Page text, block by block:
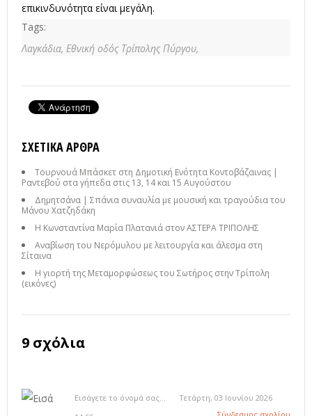
επικινδυνότητα είναι μεγάλη.
Tags:
Λαγκάδια, Εθνική οδός Τρίπολης Πύργου,
ΣΧΕΤΙΚΆ ΆΡΘΡΑ
Τουρνουά Μπάσκετ στη Δημοτική Ενότητα Κοντοβάζαινας |
Ραντεβού στα γήπεδα στις 13, 14 και 15 Αυγούστου
Δημητσάνα | Σπάνια συναυλία με μουσική και τραγούδια του
Μάνου Χατζηδάκη
Η Κωνσταντίνα Μαρία Πλατανιά στον ΑΣΤΕΡΑ ΤΡΙΠΟΛΗΣ
Αναβίωση του Νερόμυλου με λειτουργία και άλεσμα στη
Σίταινα
Η γιορτή της Μεταμορφώσεως του Σωτήρος στην Τρίπολη
(εικόνες)
9 σχόλια
Εισάγετε το όνομά σας...
Τετάρτη, 03 Ιουνίου 2026